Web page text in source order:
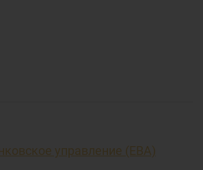
управление (EBA)